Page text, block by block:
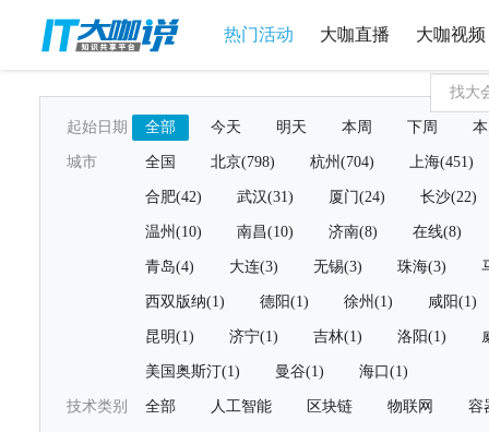
热门活动 大咖直播 大咖视频
起始日期 全部 今天 明天 本周 下周
城市 全国 北京(798) 杭州(704) 上海(451)
合肥(42) 武汉(31) 厦门(24) 长沙(22)
温州(10) 南昌(10) 济南(8) 在线(8)
青岛(4) 大连(3) 无锡(3) 珠海(3)
西双版纳(1) 德阳(1) 徐州(1) 咸阳(1)
昆明(1) 济宁(1) 吉林(1) 洛阳(1)
美国奥斯汀(1) 曼谷(1) 海口(1)
技术类别 全部 人工智能 区块链 物联网 容